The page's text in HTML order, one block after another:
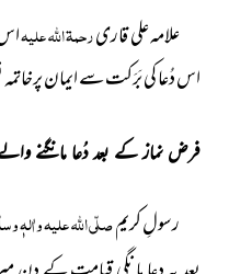
علامہ علی قاریرحمۃ اللہ علیہ
اس دُعا کی بَرَکت سے ایمان
فرض نماز کے بعد دُعا مانگنے
رسولِکریمصلّی اللہ علیہ واٰلہٖ